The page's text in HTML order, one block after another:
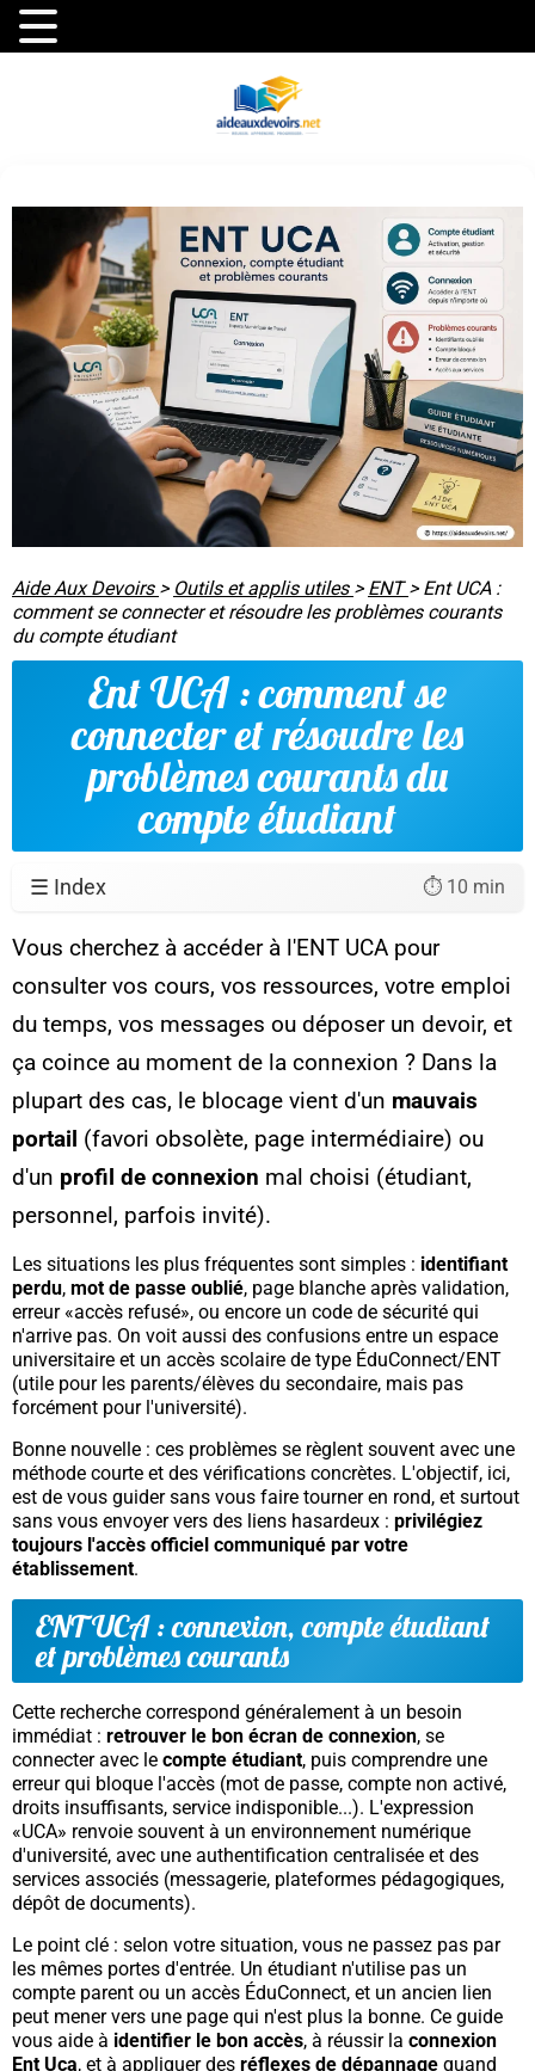
Aide Aux Devoirs > Outils et applis utiles > ENT > Ent UCA :
comment se connecter et résoudre les problèmes courants
du compte étudiant
Ent UCA : comment se
connecter et résoudre les
problèmes courants du
compte étudiant
☰ Index ⏱️ 10 min
Vous cherchez à accéder à l'ENT UCA pour
consulter vos cours, vos ressources, votre emploi
du temps, vos messages ou déposer un devoir, et
ça coince au moment de la connexion ? Dans la
plupart des cas, le blocage vient d'un mauvais
portail (favori obsolète, page intermédiaire) ou
d'un profil de connexion mal choisi (étudiant,
personnel, parfois invité).
Les situations les plus fréquentes sont simples : identifiant
perdu, mot de passe oublié, page blanche après validation,
erreur «accès refusé», ou encore un code de sécurité qui
n'arrive pas. On voit aussi des confusions entre un espace
universitaire et un accès scolaire de type ÉduConnect/ENT
(utile pour les parents/élèves du secondaire, mais pas
forcément pour l'université).
Bonne nouvelle : ces problèmes se règlent souvent avec une
méthode courte et des vérifications concrètes. L'objectif, ici,
est de vous guider sans vous faire tourner en rond, et surtout
sans vous envoyer vers des liens hasardeux : privilégiez
toujours l'accès officiel communiqué par votre
établissement.
ENT UCA : connexion, compte étudiant
et problèmes courants
Cette recherche correspond généralement à un besoin
immédiat : retrouver le bon écran de connexion, se
connecter avec le compte étudiant, puis comprendre une
erreur qui bloque l'accès (mot de passe, compte non activé,
droits insuffisants, service indisponible...). L'expression
«UCA» renvoie souvent à un environnement numérique
d'université, avec une authentification centralisée et des
services associés (messagerie, plateformes pédagogiques,
dépôt de documents).
Le point clé : selon votre situation, vous ne passez pas par
les mêmes portes d'entrée. Un étudiant n'utilise pas un
compte parent ou un accès ÉduConnect, et un ancien lien
peut mener vers une page qui n'est plus la bonne. Ce guide
vous aide à identifier le bon accès, à réussir la connexion
Ent Uca, et à appliquer des réflexes de dépannage quand